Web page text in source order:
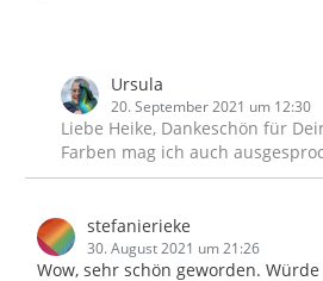
Ursula
20. September 2021 um 12:30
Liebe Heike, Dankeschön für
Farben mag ich auch
stefanierieke
30. August 2021 um 21:26
Wow, sehr schön geworden.